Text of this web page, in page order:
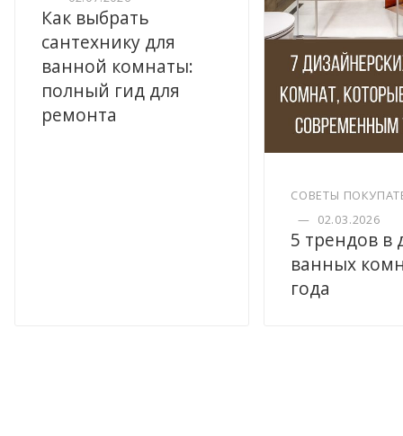
Как выбрать
сантехнику для
ванной комнаты:
полный гид для
ремонта
СОВЕТЫ
— 02.03.2026
5 трендов в
ванных
года